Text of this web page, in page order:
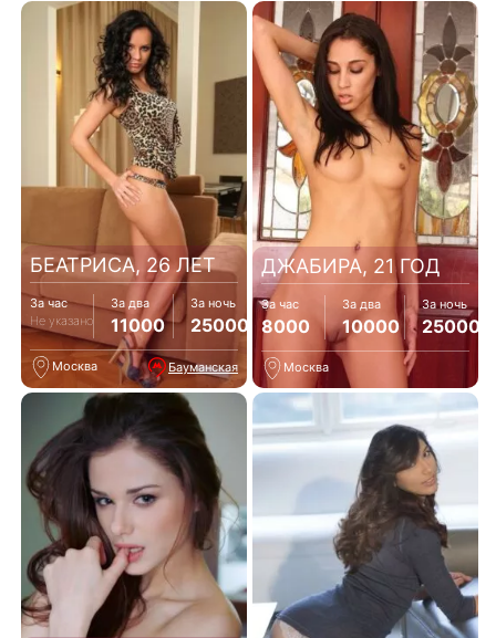
БЕАТРИСА, 26 ЛЕТ
За час
Не указано
За два
11000
За ночь
25000
Москва Бауманская
ДЖАБИРА, 21 ГОД
За час
8000
За два
10000
За ночь
25000
Москва